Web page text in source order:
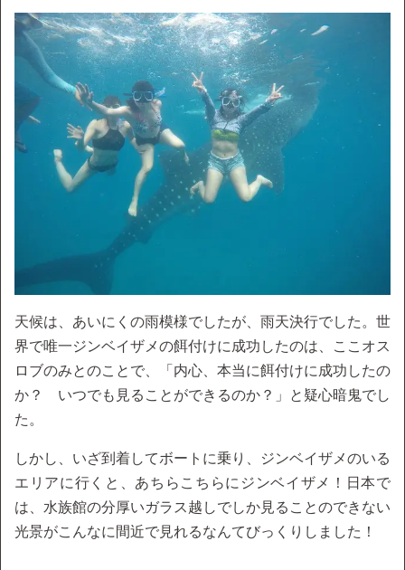
天候は、あいにくの雨模様でしたが、雨天決行でした。世
界で唯一ジンベイザメの餌付けに成功したのは、ここオス
ロブのみとのことで、「内心、本当に餌付けに成功したの
か？ いつでも見ることができるのか？」と疑心暗鬼でし
た。
しかし、いざ到着してボートに乗り、ジンベイザメのいる
エリアに行くと、あちらこちらにジンベイザメ！日本で
は、水族館の分厚いガラス越しでしか見ることのできない
光景がこんなに間近で見れるなんてびっくりしました！